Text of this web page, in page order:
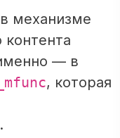
механизме
— в
, которая
.